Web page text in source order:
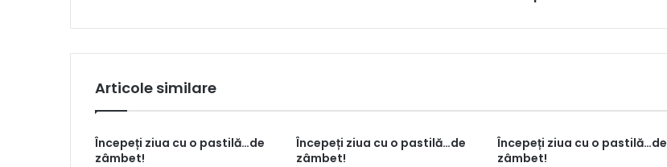
Articole similare
Începeți ziua cu o pastilă…de
zâmbet!
Începeți ziua cu o pastilă…de
zâmbet!
Începeți ziua cu o pastilă…de
zâmbet!